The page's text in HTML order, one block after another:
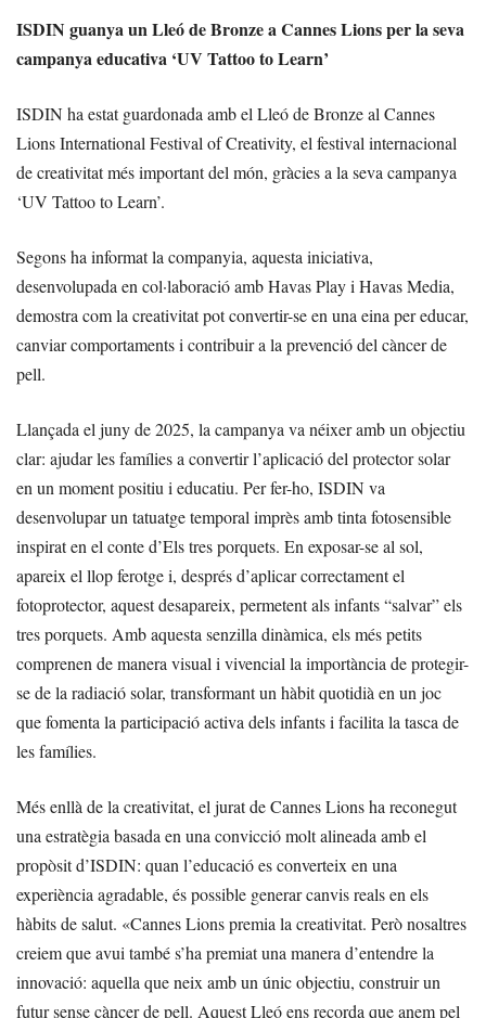
ISDIN guanya un Lleó de Bronze a Cannes Lions per la seva
campanya educativa ‘UV Tattoo to Learn’
ISDIN ha estat guardonada amb el Lleó de Bronze al Cannes
Lions International Festival of Creativity, el festival internacional
de creativitat més important del món, gràcies a la seva campanya
‘UV Tattoo to Learn’.
Segons ha informat la companyia, aquesta iniciativa,
desenvolupada en col·laboració amb Havas Play i Havas Media,
demostra com la creativitat pot convertir-se en una eina per educar,
canviar comportaments i contribuir a la prevenció del càncer de
pell.
Llançada el juny de 2025, la campanya va néixer amb un objectiu
clar: ajudar les famílies a convertir l’aplicació del protector solar
en un moment positiu i educatiu. Per fer-ho, ISDIN va
desenvolupar un tatuatge temporal imprès amb tinta fotosensible
inspirat en el conte d’Els tres porquets. En exposar-se al sol,
apareix el llop ferotge i, després d’aplicar correctament el
fotoprotector, aquest desapareix, permetent als infants “salvar” els
tres porquets. Amb aquesta senzilla dinàmica, els més petits
comprenen de manera visual i vivencial la importància de protegir-
se de la radiació solar, transformant un hàbit quotidià en un joc
que fomenta la participació activa dels infants i facilita la tasca de
les famílies.
Més enllà de la creativitat, el jurat de Cannes Lions ha reconegut
una estratègia basada en una convicció molt alineada amb el
propòsit d’ISDIN: quan l’educació es converteix en una
experiència agradable, és possible generar canvis reals en els
hàbits de salut. «Cannes Lions premia la creativitat. Però nosaltres
creiem que avui també s’ha premiat una manera d’entendre la
innovació: aquella que neix amb un únic objectiu, construir un
futur sense càncer de pell. Aquest Lleó ens recorda que anem pel